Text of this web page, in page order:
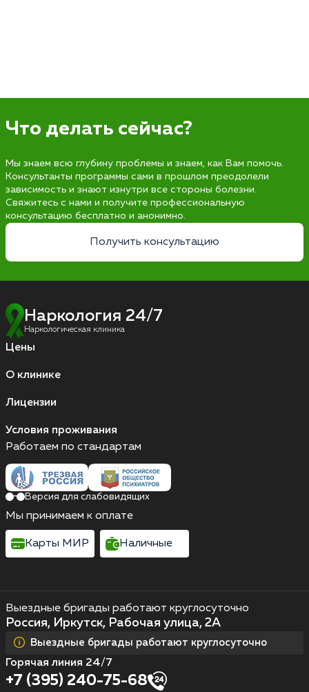
Что делать сейчас?
Мы знаем всю глубину проблемы и знаем, как Вам помочь.
Консультанты программы сами в прошлом преодолели
зависимость и знают изнутри все стороны болезни.
Свяжитесь с нами и получите профессиональную
консультацию бесплатно и анонимно.
Получить консультацию
Наркология 24/7
Наркологическая клиника
Цены
О клинике
Лицензии
Условия проживания
Выездные бригады работают круглосуточно
Россия, Иркутск, Рабочая улица, 2А
Выездные бригады работают круглосуточно
Горячая линия 24/7
+7 (395) 240-75-68
Работаем по стандартам
Версия для слабовидящих
Мы принимаем к оплате
Карты МИР Наличные